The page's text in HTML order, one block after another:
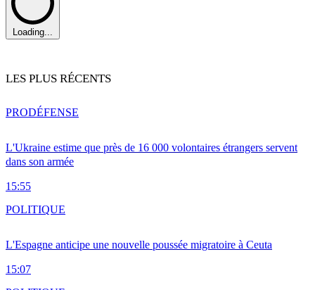
Loading...
LES PLUS RÉCENTS
L'Ukraine estime que près de 16 000 volontaires étrangers servent
dans son armée
15:55
PRODÉFENSE
L'Espagne anticipe une nouvelle poussée migratoire à Ceuta
15:07
POLITIQUE